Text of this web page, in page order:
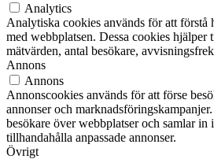
Analytics
Analytiska cookies används för att förstå
med webbplatsen. Dessa cookies
mätvärden, antal besökare,
Annons
Annons
Annonscookies används för att förse
annonser och
besökare över webbplatser och samlar
tillhandahålla anpassade annonser.
Övrigt